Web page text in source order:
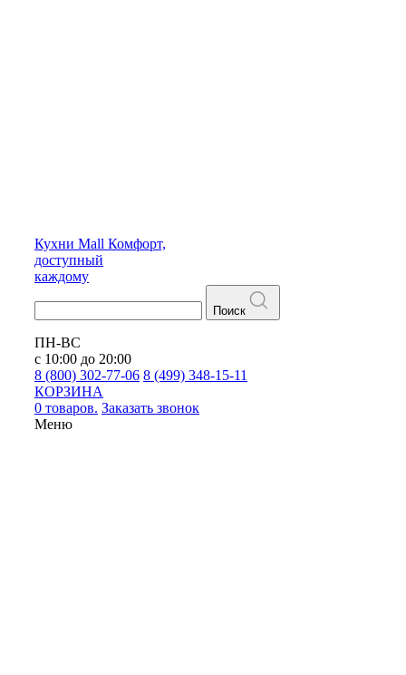
Кухни Mall Комфорт,
доступный
каждому
Поиск
ПН-ВС
с 10:00 до 20:00
8 (800) 302-77-06 8 (499) 348-15-11
КОРЗИНА
0 товаров. Заказать звонок
Меню